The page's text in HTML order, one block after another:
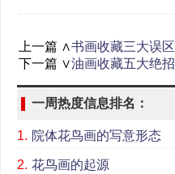
上一篇 ∧书画收藏三大误区
下一篇 ∨油画收藏五大绝招
一周热度信息排名：
1. 院体花鸟画的写意形态
2. 花鸟画的起源